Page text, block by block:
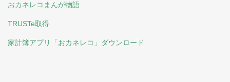
おカネレコまんが物語
TRUSTe取得
家計簿アプリ「おカネレコ」ダウンロード